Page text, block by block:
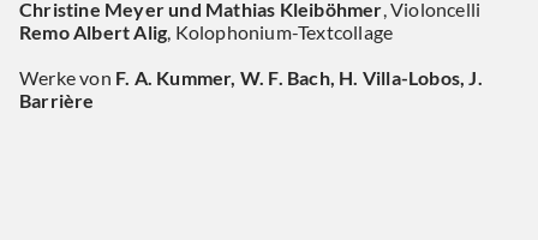
Christine Meyer und Mathias Kleiböhmer, Violoncelli
Remo Albert Alig, Kolophonium-Textcollage
Werke von F. A. Kummer, W. F. Bach, H. Villa-Lobos, J.
Barrière